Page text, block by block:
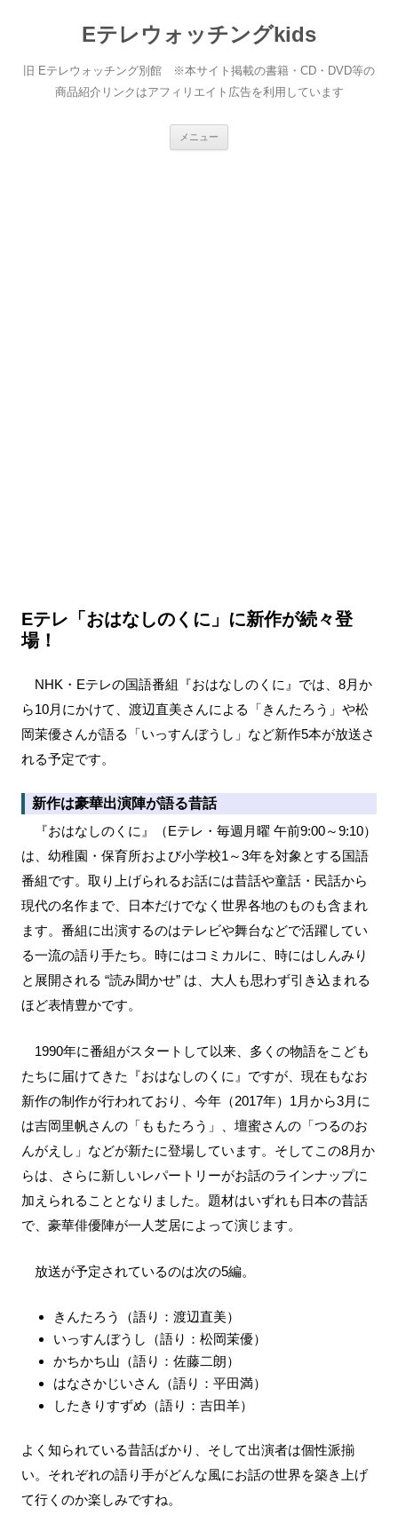
Eテレウォッチングkids
旧 Eテレウォッチング別館 ※本サイト掲載の書籍・CD・DVD等の
商品紹介リンクはアフィリエイト広告を利用しています
メニュー
Eテレ「おはなしのくに」に新作が続々登
場！
NHK・Eテレの国語番組『おはなしのくに』では、8月か
ら10月にかけて、渡辺直美さんによる「きんたろう」や松
岡茉優さんが語る「いっすんぼうし」など新作5本が放送さ
れる予定です。
新作は豪華出演陣が語る昔話
『おはなしのくに』（Eテレ・毎週月曜 午前9:00～9:10）
は、幼稚園・保育所および小学校1～3年を対象とする国語
番組です。取り上げられるお話には昔話や童話・民話から
現代の名作まで、日本だけでなく世界各地のものも含まれ
ます。番組に出演するのはテレビや舞台などで活躍してい
る一流の語り手たち。時にはコミカルに、時にはしんみり
と展開される “読み聞かせ” は、大人も思わず引き込まれる
ほど表情豊かです。
1990年に番組がスタートして以来、多くの物語をこども
たちに届けてきた『おはなしのくに』ですが、現在もなお
新作の制作が行われており、今年（2017年）1月から3月に
は吉岡里帆さんの「ももたろう」、壇蜜さんの「つるのお
んがえし」などが新たに登場しています。そしてこの8月か
らは、さらに新しいレパートリーがお話のラインナップに
加えられることとなりました。題材はいずれも日本の昔話
で、豪華俳優陣が一人芝居によって演じます。
放送が予定されているのは次の5編。
きんたろう（語り：渡辺直美）
いっすんぼうし（語り：松岡茉優）
かちかち山（語り：佐藤二朗）
はなさかじいさん（語り：平田満）
したきりすずめ（語り：吉田羊）
よく知られている昔話ばかり、そして出演者は個性派揃
い。それぞれの語り手がどんな風にお話の世界を築き上げ
て行くのか楽しみですね。